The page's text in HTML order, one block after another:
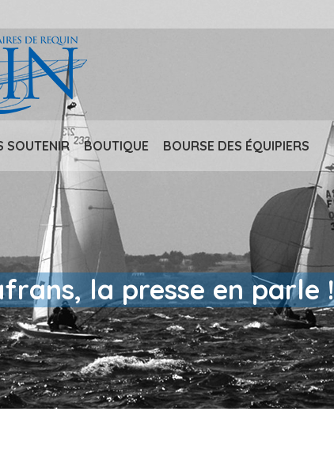
SOUTENIR BOUTIQUE BOURSE DES ÉQUIPIERS
la presse en parle !